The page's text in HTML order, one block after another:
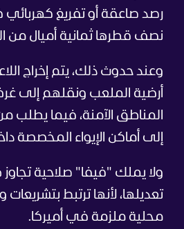
رصد صاعقة أو تفريغ كهربائي
نصف قطرها ثمانية أميال من
وعند حدوث ذلك، يتم إخراج
أرضية الملعب ونقلهم إلى
المناطق الآمنة، فيما يطلب
إلى أماكن الإيواء المخصصة
ولا يملك "فيفا" صلاحية تجاوز
تعديلها، لأنها ترتبط بتشريعات
محلية ملزمة في أميركا.